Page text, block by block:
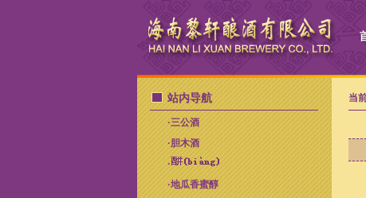
站内导航
·三公酒
·胆木酒
·
·地瓜香蜜醇
当